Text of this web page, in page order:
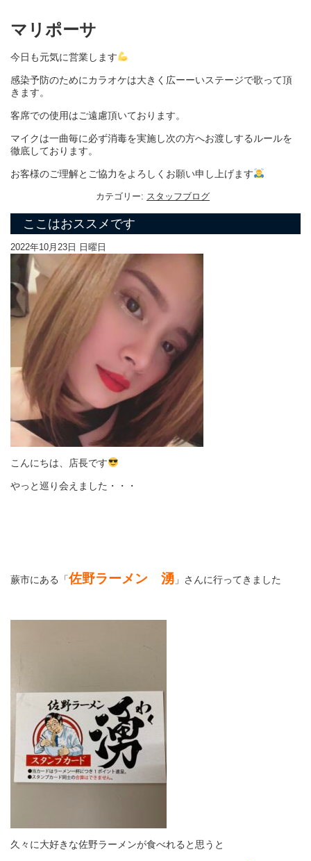
マリポーサ
今日も元気に営業します
感染予防のためにカラオケは大きく広ーーいステージで歌って頂
きます。
客席での使用はご遠慮頂いております。
マイクは一曲毎に必ず消毒を実施し次の方へお渡しするルールを
徹底しております。
お客様のご理解とご協力をよろしくお願い申し上げます
カテゴリー: スタッフブログ
ここはおススメです
2022年10月23日 日曜日
こんにちは、店長です
やっと巡り会えました・・・
蕨市にある「佐野ラーメン 湧 」さんに行ってきました
久々に大好きな佐野ラーメンが食べれると思うと